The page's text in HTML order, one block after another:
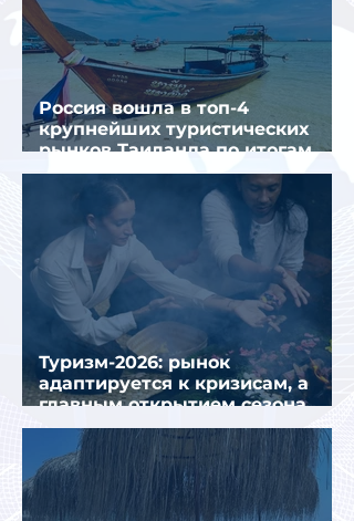
Россия вошла в топ-4
крупнейших туристических
рынков Таиланда по итогам
семи месяцев 2026 года
Туризм-2026: рынок
адаптируется к кризисам, а
главным открытием сезона
стал Вьетнам